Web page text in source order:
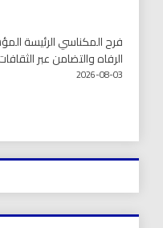
فرح المكناسي الرئيسة
الرفاه والتضامن عبر
2026-08-03